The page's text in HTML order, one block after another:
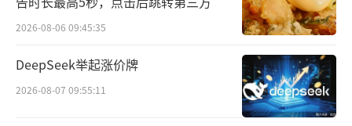
31亿元，同比增长5.5%，而国际市场收入1.45
亿元，占整体收入的9.8%，也为整体收入增长
贡献了重要力量。
2026-08-06 09:45:35
DeepSeek举起涨价牌
2026-08-07 09:55:11